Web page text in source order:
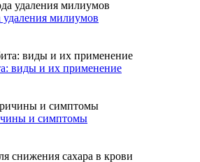
милиумов
виды и их применение
и симптомы